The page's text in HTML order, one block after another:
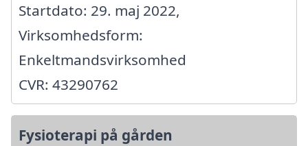
Startdato: 29. maj 2022,
Virksomhedsform:
Enkeltmandsvirksomhed
CVR: 43290762
Fysioterapi på gården